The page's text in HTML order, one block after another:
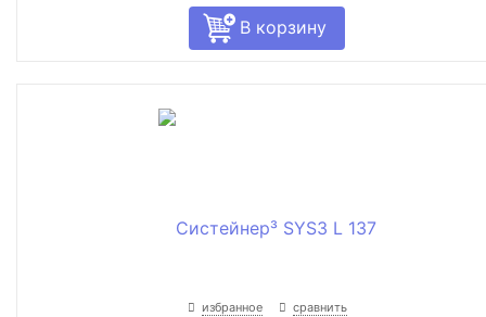
избранное сравнить